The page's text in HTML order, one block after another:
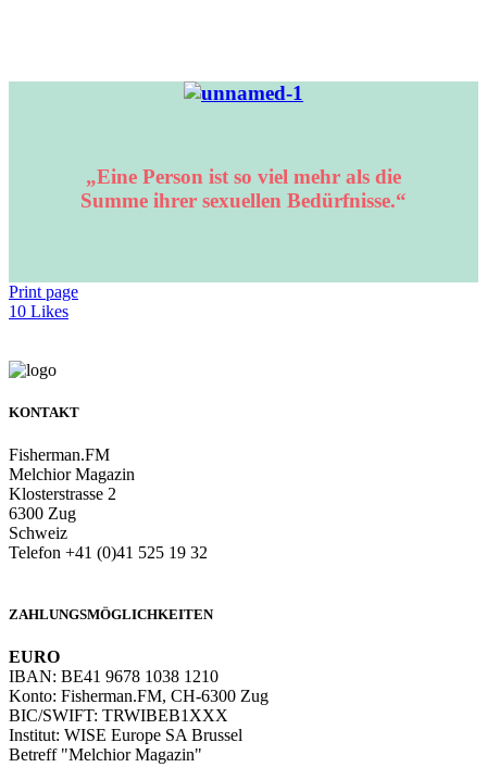
„Eine Person ist so viel mehr als die
Summe ihrer sexuellen Bedürfnisse.“
Print page
10 Likes
KONTAKT
Fisherman.FM
Melchior Magazin
Klosterstrasse 2
6300 Zug
Schweiz
Telefon +41 (0)41 525 19 32
ZAHLUNGSMÖGLICHKEITEN
EURO
IBAN: BE41 9678 1038 1210
Konto: Fisherman.FM, CH-6300 Zug
BIC/SWIFT: TRWIBEB1XXX
Institut: WISE Europe SA Brussel
Betreff "Melchior Magazin"